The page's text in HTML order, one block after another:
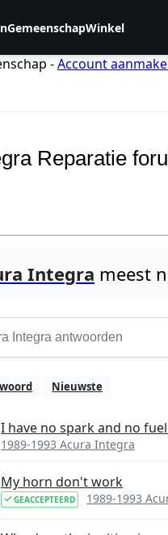
GemeenschapWinkel
-Account
Reparatie
Integra meest
Nieuwste
I have no spark and no
1989-1993 Acura Integra
My horn don't work
GEACCEPTEERD 1989-1993